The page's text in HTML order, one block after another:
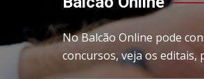
No Balcão Online pode
concursos, veja os editais,